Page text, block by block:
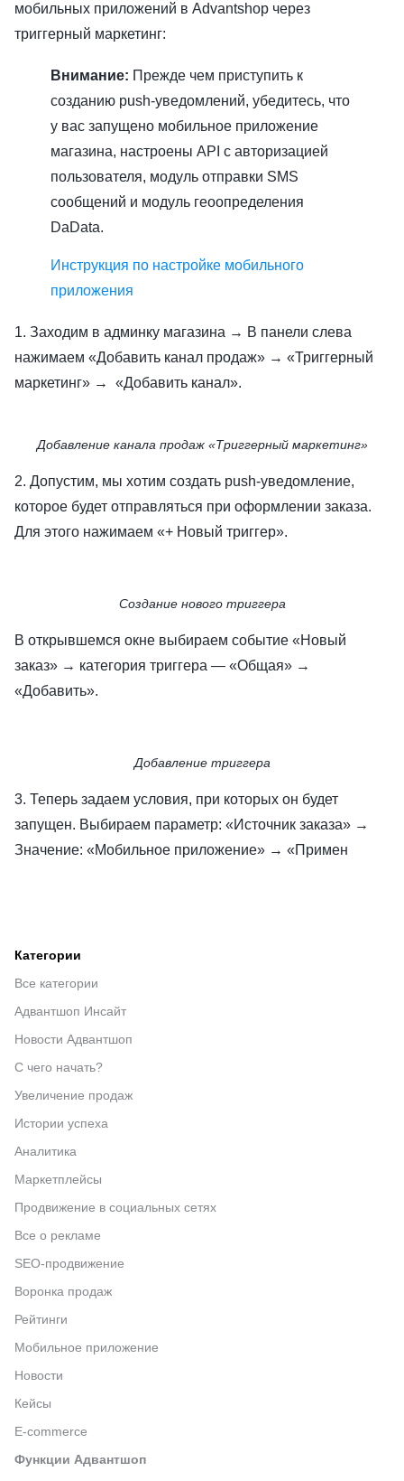
Категории
Все категории
Адвантшоп Инсайт
Новости Адвантшоп
С чего начать?
Увеличение продаж
Истории успеха
Аналитика
Маркетплейсы
Продвижение в социальных сетях
Все о рекламе
SEO-продвижение
Воронка продаж
Рейтинги
Мобильное приложение
Новости
Кейсы
E-commerce
Функции Адвантшоп
мобильных приложений в Advantshop через
триггерный маркетинг:
Внимание: Прежде чем приступить к
созданию push-уведомлений, убедитесь, что
у вас запущено мобильное приложение
магазина, настроены API с авторизацией
пользователя, модуль отправки SMS
сообщений и модуль геоопределения
DaData.
Инструкция по настройке мобильного
приложения
1. Заходим в админку магазина → В панели слева
нажимаем «Добавить канал продаж» → «Триггерный
маркетинг» → «Добавить канал».
Добавление канала продаж «Триггерный маркетинг»
2. Допустим, мы хотим создать push-уведомление,
которое будет отправляться при оформлении заказа.
Для этого нажимаем «+ Новый триггер».
Создание нового триггера
В открывшемся окне выбираем событие «Новый
заказ» → категория триггера — «Общая» →
«Добавить».
Добавление триггера
3. Теперь задаем условия, при которых он будет
запущен. Выбираем параметр: «Источник заказа» →
Значение: «Мобильное приложение» → «Примен